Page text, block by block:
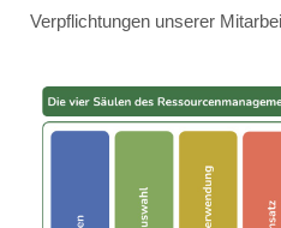
Verpflichtungen unserer